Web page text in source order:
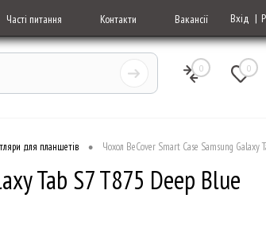
Часті питання Контакти Вакансії Вхід
0 0
для планшетів • Чохол BeCover Smart Case Samsung Galaxy
Tab S7 T875 Deep Blue